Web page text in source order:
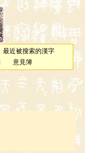
最近被搜索的漢字
意見簿